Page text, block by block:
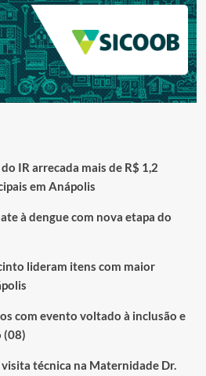
IR arrecada mais de R$ 1,2
em Anápolis
à dengue com nova etapa do
lideram itens com maior
com evento voltado à inclusão e
(08)
visita técnica na Maternidade Dr.